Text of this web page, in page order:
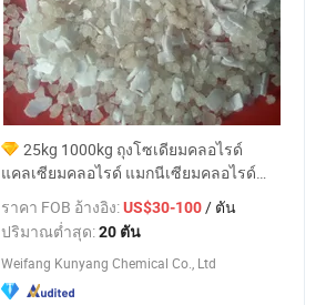
25kg 1000kg ถุงโซเดียมคลอไรด์
แคลเซียมคลอไรด์ แมกนีเซียมคลอไรด์
เกลือหลอมละลายน้ำแข็ง
ราคา FOB อ้างอิง:US$30-100/ ตัน
ปริมาณต่ำสุด:20 ตัน
Weifang Kunyang Chemical Co., Ltd